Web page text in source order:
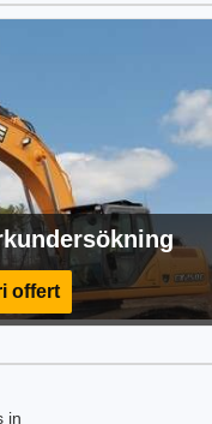
offert
in